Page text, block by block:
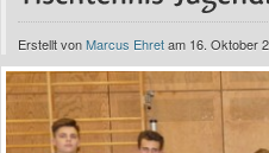
Erstellt vonMarcus Ehretam 16. Oktober